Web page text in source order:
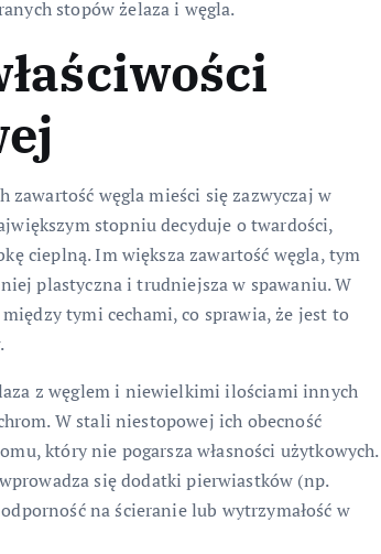
stopów żelaza i węgla.
węgla mieści się zazwyczaj w
stopniu decyduje o twardości,
cieplną. Im większa zawartość węgla, tym
plastyczna i trudniejsza w spawaniu. W
tymi cechami, co sprawia, że jest to
z węglem i niewielkimi ilościami innych
W stali niestopowej ich obecność
który nie pogarsza własności użytkowych.
się dodatki pierwiastków (np.
na ścieranie lub wytrzymałość w